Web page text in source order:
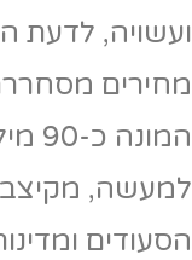
ועשויה, לדעת
מחירים
למעשה,
הסעודים